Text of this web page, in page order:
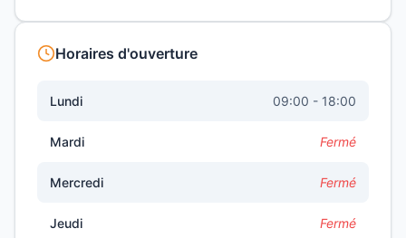
Horaires d'ouverture
Lundi 09:00 - 18:00
Mardi Fermé
Mercredi Fermé
Jeudi Fermé